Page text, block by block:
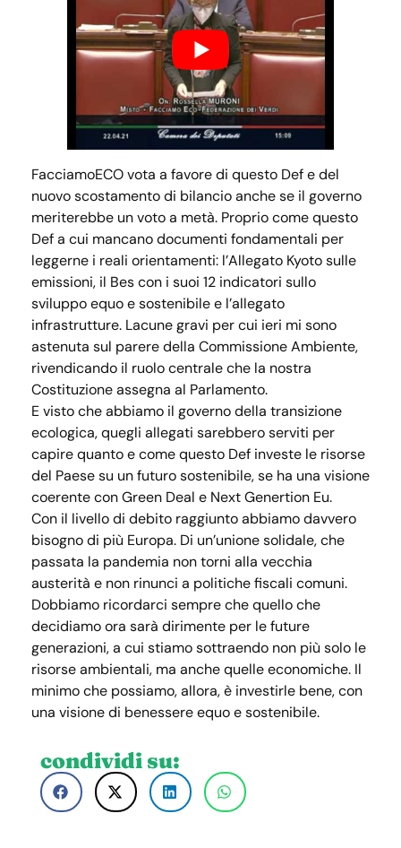
condividi su:
FacciamoECO vota a favore di questo Def e del
nuovo scostamento di bilancio anche se il governo
meriterebbe un voto a metà. Proprio come questo
Def a cui mancano documenti fondamentali per
leggerne i reali orientamenti: l’Allegato Kyoto sulle
emissioni, il Bes con i suoi 12 indicatori sullo
sviluppo equo e sostenibile e l’allegato
infrastrutture. Lacune gravi per cui ieri mi sono
astenuta sul parere della Commissione Ambiente,
rivendicando il ruolo centrale che la nostra
Costituzione assegna al Parlamento.
E visto che abbiamo il governo della transizione
ecologica, quegli allegati sarebbero serviti per
capire quanto e come questo Def investe le risorse
del Paese su un futuro sostenibile, se ha una visione
coerente con Green Deal e Next Genertion Eu.
Con il livello di debito raggiunto abbiamo davvero
bisogno di più Europa. Di un’unione solidale, che
passata la pandemia non torni alla vecchia
austerità e non rinunci a politiche fiscali comuni.
Dobbiamo ricordarci sempre che quello che
decidiamo ora sarà dirimente per le future
generazioni, a cui stiamo sottraendo non più solo le
risorse ambientali, ma anche quelle economiche. Il
minimo che possiamo, allora, è investirle bene, con
una visione di benessere equo e sostenibile.